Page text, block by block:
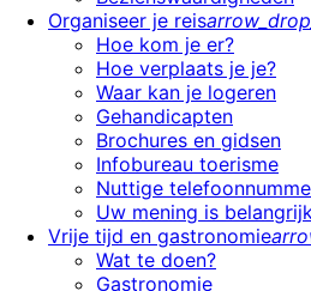
Organiseer je reis
Hoe kom je er?
Hoe verplaats je je?
Waar kan je logeren
Gehandicapten
Brochures en gidsen
Infobureau toerisme
Nuttige
Uw mening is
Vrije tijd en gastronomie
Wat te doen?
Gastronomie